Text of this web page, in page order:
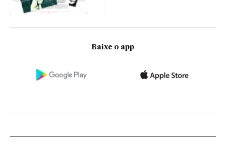
Baixe o app